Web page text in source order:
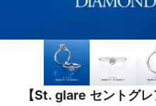
【St. glare セントグ